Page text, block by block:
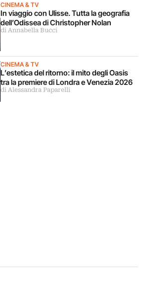
CINEMA & TV
In viaggio con Ulisse. Tutta la geografia
dell’Odissea di Christopher Nolan
di Annabella Bucci
CINEMA & TV
L’estetica del ritorno: il mito degli Oasis
tra la premiere di Londra e Venezia 2026
di Alessandra Paparelli